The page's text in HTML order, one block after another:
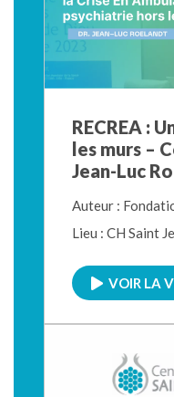
RECREA :
les murs –
Jean-Luc
Auteur :
Lieu : CH Saint
VOIR LA